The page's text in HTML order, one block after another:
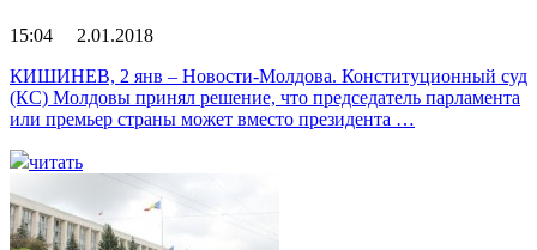
15:04 2.01.2018
КИШИНЕВ, 2 янв – Новости-Молдова. Конституционный суд
(КС) Молдовы принял решение, что председатель парламента
или премьер страны может вместо президента …
читать